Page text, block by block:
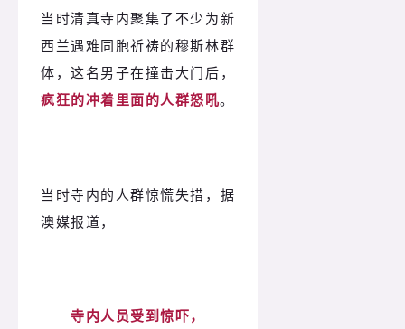
当时清真寺内聚集了不少为新
西兰遇难同胞祈祷的穆斯林群
体，这名男子在撞击大门后，
疯狂的冲着里面的人群怒吼。
当时寺内的人群惊慌失措，据
澳媒报道，
寺内人员受到惊吓，